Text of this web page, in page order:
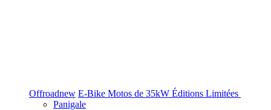
Offroadnew E-Bike Motos de 35kW Éditions Limitées
Panigale